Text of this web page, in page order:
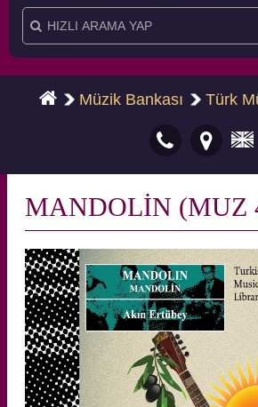
Müzik Bankası Türk
MANDOLİN (MUZ